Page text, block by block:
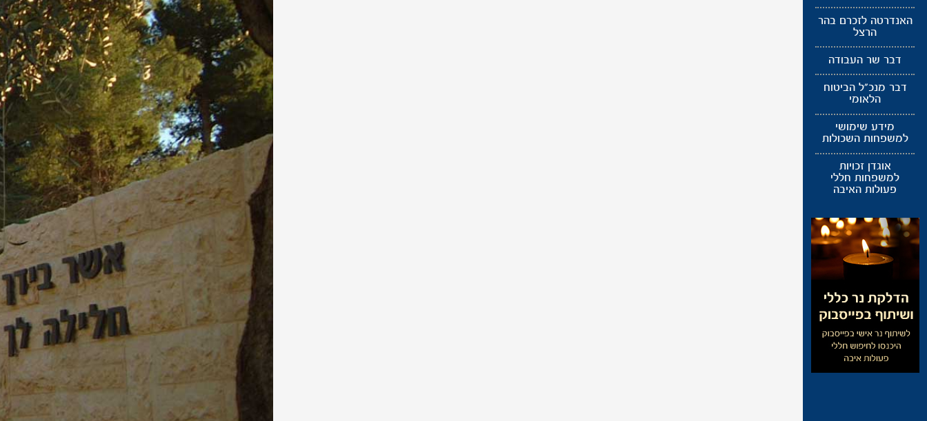
האנדרטה לזכרם בהר
הרצל
דבר שר העבודה
דבר מנכ"ל הביטוח
הלאומי
מידע שימושי
למשפחות השכולות
אוגדן זכויות
למשפחות חללי
פעולות האיבה